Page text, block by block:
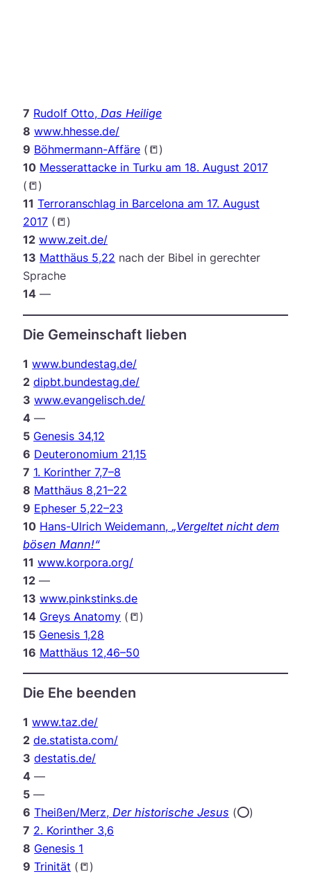
7 Rudolf Otto,Das Heilige
8 www.hhesse.de/
9 Böhmermann-Affäre (📒)
10 Messerattacke in Turku am 18. August 2017
(📒)
11 Terroranschlag in Barcelona am 17. August
2017 (📒)
12 www.zeit.de/
13 Matthäus 5,22 nach der Bibel in gerechter
Sprache
14 —
Die Gemeinschaft lieben
1 www.bundestag.de/
2 dipbt.bundestag.de/
3 www.evangelisch.de/
4 —
5 Genesis 34,12
6 Deuteronomium 21,15
7 1. Korinther 7,7–8
8 Matthäus 8,21–22
9 Epheser 5,22–23
10 Hans-Ulrich Weidemann, „Vergeltet nicht dem
bösen Mann!“
11 www.korpora.org/
12 —
13 www.pinkstinks.de
14 Greys Anatomy (📒)
15 Genesis 1,28
16 Matthäus 12,46–50
Die Ehe beenden
1 www.taz.de/
2 de.statista.com/
3 destatis.de/
4 —
5 —
6 Theißen/Merz, Der historische Jesus (⭕️)
7 2. Korinther 3,6
8 Genesis 1
9 Trinität (📒)